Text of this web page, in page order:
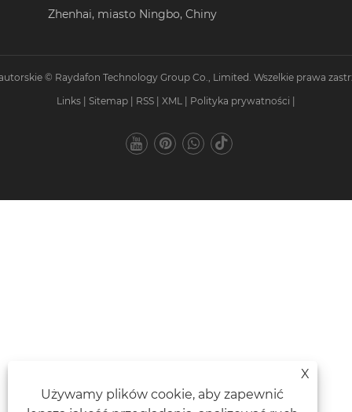
Zhenhai, miasto Ningbo, Chiny
© Raydafon Technology Group Co., Limited. Wszelkie prawa
Links
Sitemap RSS XML Polityka prywatności
X
Używamy plików cookie, aby zapewnić